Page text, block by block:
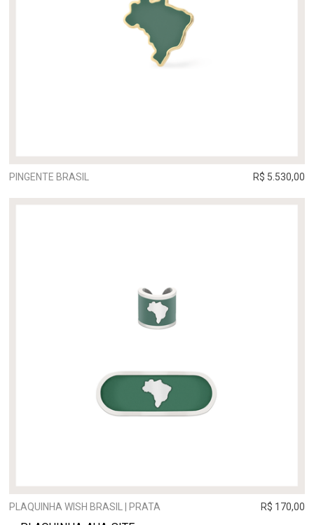
PINGENTE BRASIL R$ 5.530,00
PLAQUINHA WISH BRASIL | PRATA R$ 170,00